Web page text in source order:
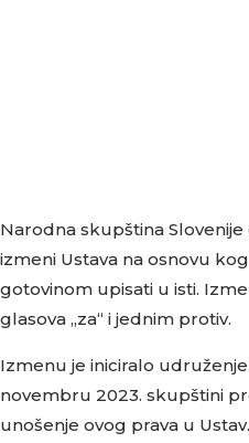
Narodna skupština
izmeni Ustava na osnovu
gotovinom upisati u isti.
glasova „za“ i jednim protiv.
Izmenu je iniciralo udruženje
novembru 2023. skupštini
unošenje ovog prava u